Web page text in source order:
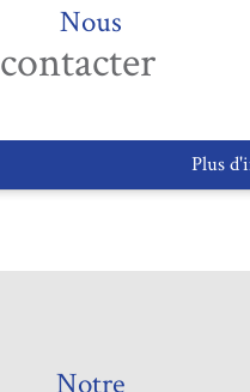
Nous
contacter
Plus